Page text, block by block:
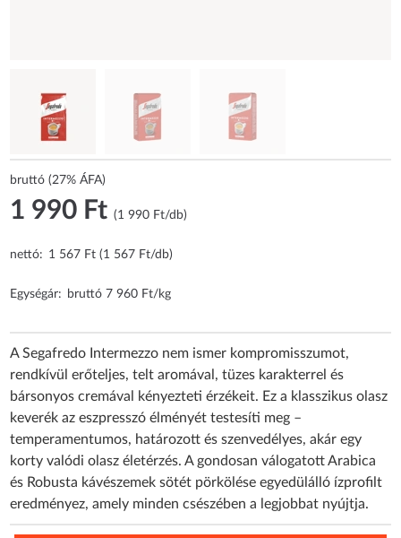
bruttó (27% ÁFA)
1 990 Ft(1 990 Ft/db)
nettó: 1 567 Ft (1 567 Ft/db)
Egységár: bruttó 7 960 Ft/kg
A Segafredo Intermezzo nem ismer kompromisszumot,
rendkívül erőteljes, telt aromával, tüzes karakterrel és
bársonyos cremával kényezteti érzékeit. Ez a klasszikus olasz
keverék az eszpresszó élményét testesíti meg –
temperamentumos, határozott és szenvedélyes, akár egy
korty valódi olasz életérzés. A gondosan válogatott Arabica
és Robusta kávészemek sötét pörkölése egyedülálló ízprofilt
eredményez, amely minden csészében a legjobbat nyújtja.